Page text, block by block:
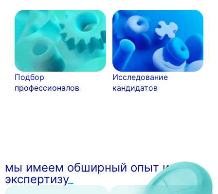
Подбор
профессионалов
Исследование
кандидатов
мы имеем обширный опыт и
экспертизу